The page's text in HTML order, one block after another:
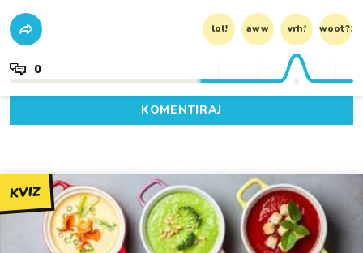
lol! aww vrh! woot?!
0
KOMENTIRAJ
KVIZ